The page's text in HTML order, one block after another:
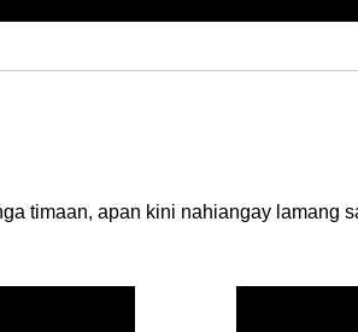
timaan, apan kini nahiangay lamang